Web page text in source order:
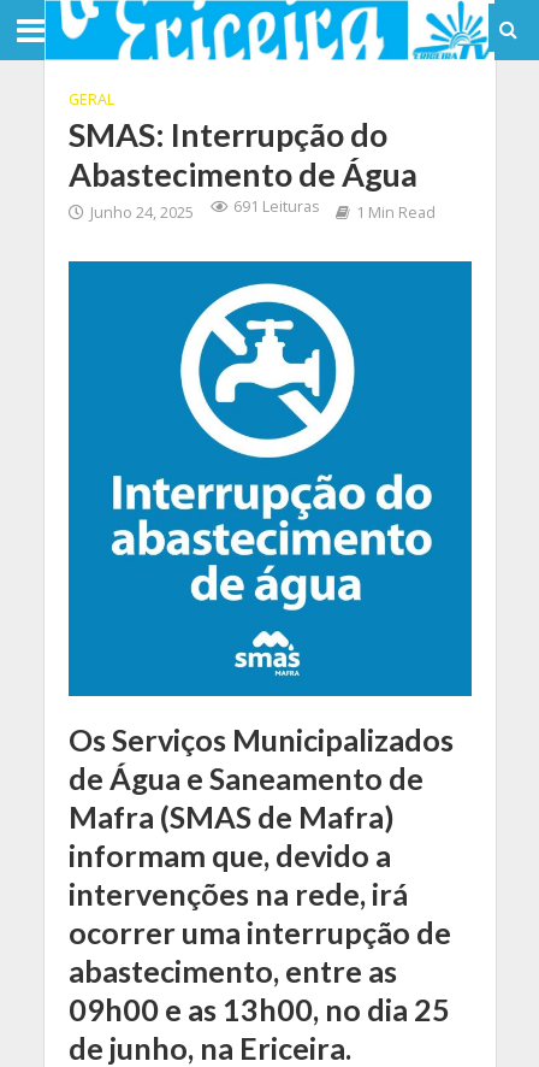
GERAL
SMAS: Interrupção do
Abastecimento de Água
Junho 24, 2025 691 Leituras 1 Min Read
Os Serviços Municipalizados
de Água e Saneamento de
Mafra (SMAS de Mafra)
informam que, devido a
intervenções na rede, irá
ocorrer uma interrupção de
abastecimento, entre as
09h00 e as 13h00, no dia 25
de junho, na Ericeira.